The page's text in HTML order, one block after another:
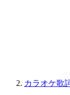
カラオケ歌